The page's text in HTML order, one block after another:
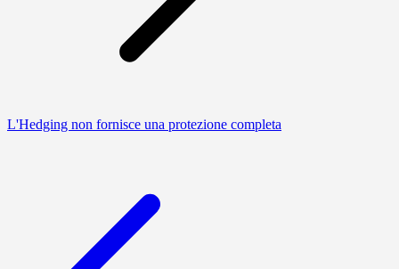
L'Hedging non fornisce una protezione completa